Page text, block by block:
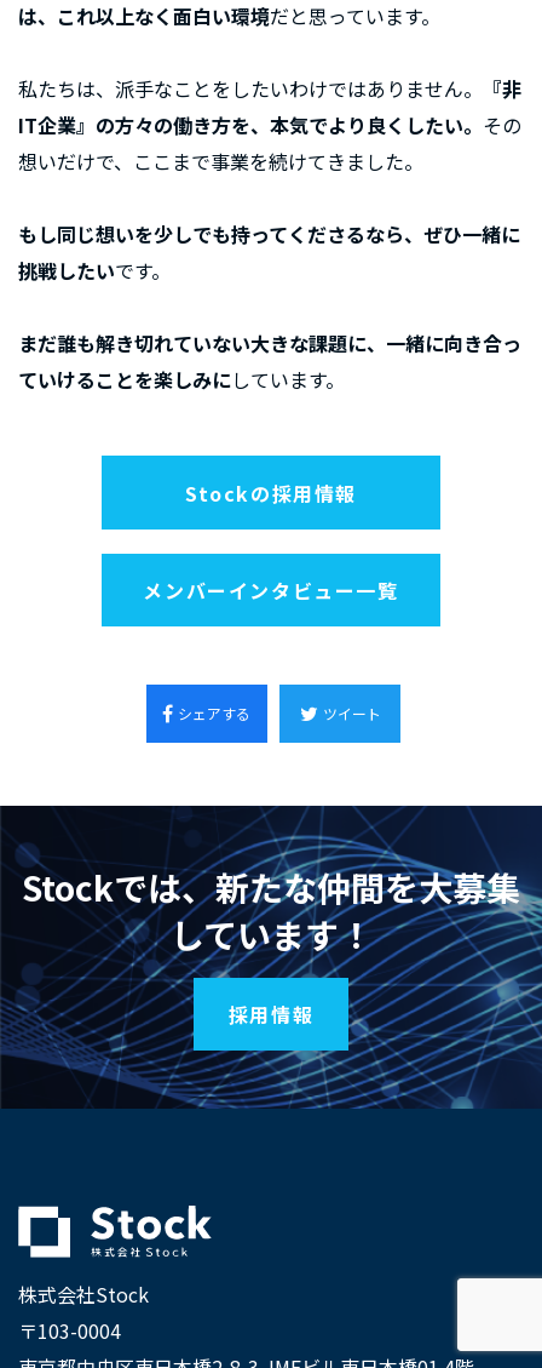
は、これ以上なく面白い環境だと思っています。
私たちは、派手なことをしたいわけではありません。
『非
IT企業』の方々の働き方を、本気でより良くしたい。 その
想いだけで、ここまで事業を続けてきました。
もし同じ想いを少しでも持ってくださるなら、ぜひ一緒に
挑戦したいです。
まだ誰も解き切れていない大きな課題に、一緒に向き合っ
ていけることを楽しみにしています。
Stockの採用情報
メンバーインタビュー一覧
シェアする ツイート
Stockでは、新たな仲間を大募集
しています！
採用情報
株式会社Stock
〒103-0004